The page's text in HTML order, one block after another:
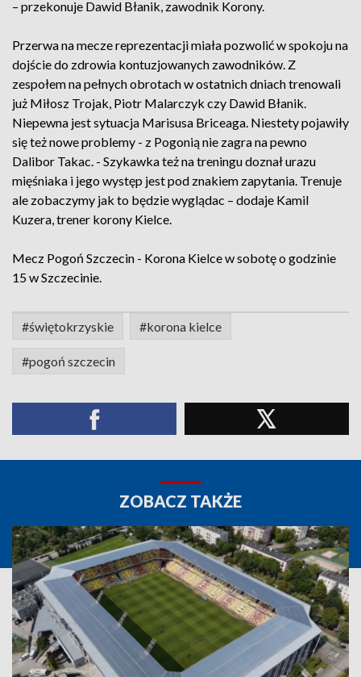
– przekonuje Dawid Błanik, zawodnik Korony.
Przerwa na mecze reprezentacji miała pozwolić w spokoju na
dojście do zdrowia kontuzjowanych zawodników. Z
zespołem na pełnych obrotach w ostatnich dniach trenowali
już Miłosz Trojak, Piotr Malarczyk czy Dawid Błanik.
Niepewna jest sytuacja Marisusa Briceaga. Niestety pojawiły
się też nowe problemy - z Pogonią nie zagra na pewno
Dalibor Takac. - Szykawka też na treningu doznał urazu
mięśniaka i jego występ jest pod znakiem zapytania. Trenuje
ale zobaczymy jak to będzie wyglądac – dodaje Kamil
Kuzera, trener korony Kielce.
Mecz Pogoń Szczecin - Korona Kielce w sobotę o godzinie
15 w Szczecinie.
#świętokrzyskie #korona kielce
#pogoń szczecin
ZOBACZ TAKŻE